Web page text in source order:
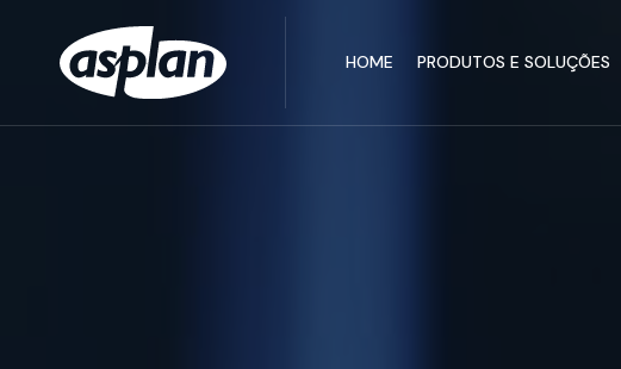
HOME PRODUTOS E SOLUÇÕES